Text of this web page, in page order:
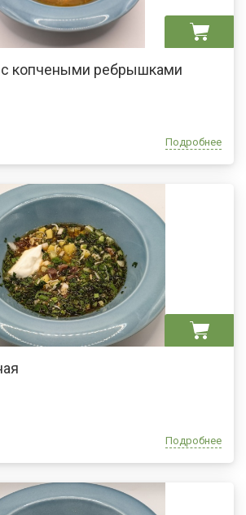
копчеными ребрышками
Подробнее
Подробнее